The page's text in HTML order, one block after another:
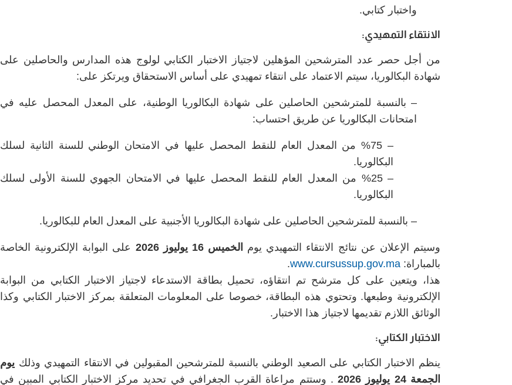
واختبار كتابي.
الانتقاء التمهيدي:
من أجل حصر عدد المترشحين المؤهلين لاجتياز الاختبار الكتابي لولوج هذه المدارس والحاصلين على
شهادة البكالوريا، سيتم الاعتماد على انتقاء تمهيدي على أساس الاستحقاق ويرتكز على:
– بالنسبة للمترشحين الحاصلين على شهادة البكالوريا الوطنية، على المعدل المحصل عليه في
امتحانات البكالوريا عن طريق احتساب:
– %75 من المعدل العام للنقط المحصل عليها في الامتحان الوطني للسنة الثانية لسلك
البكالوريا.
– %25 من المعدل العام للنقط المحصل عليها في الامتحان الجهوي للسنة الأولى لسلك
البكالوريا.
– بالنسبة للمترشحين الحاصلين على شهادة البكالوريا الأجنبية على المعدل العام للبكالوريا.
وسيتم الإعلان عن نتائج الانتقاء التمهيدي يوم الخميس 16 يوليوز 2026
على البوابة الإلكترونية الخاصة
بالمباراة: www.cursussup.gov.ma
.
هذا، ويتعين على كل مترشح تم انتقاؤه، تحميل بطاقة الاستدعاء لاجتياز الاختبار الكتابي من البوابة
الإلكترونية وطبعها. وتحتوي هذه البطاقة، خصوصا على المعلومات المتعلقة بمركز الاختبار الكتابي وكذا
الوثائق اللازم تقديمها لاجتياز هذا الاختبار.
الاختبار الكتابي:
ينظم الاختبار الكتابي على الصعيد الوطني بالنسبة للمترشحين المقبولين في الانتقاء التمهيدي وذلك يوم
الجمعة 24 يوليوز 2026
. وستتم مراعاة القرب الجغرافي في تحديد مركز الاختبار الكتابي المبين في